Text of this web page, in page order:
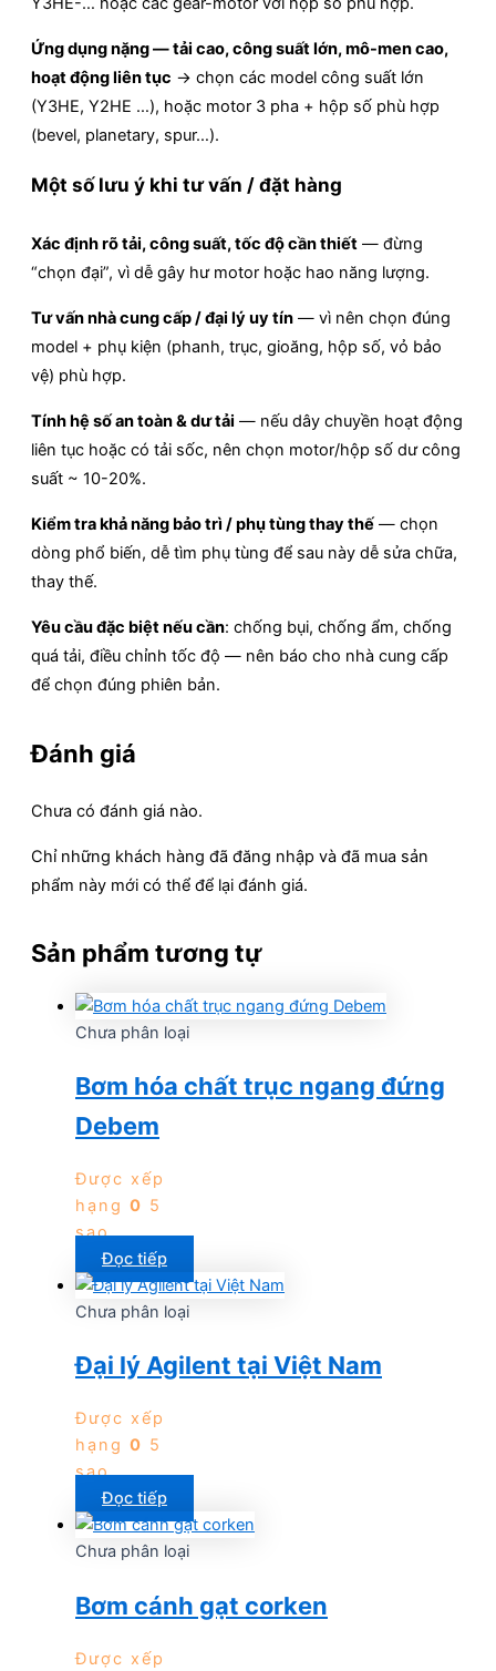
Ứng dụng nặng — tải cao, công suất lớn, mô-men cao,
hoạt động liên tục → chọn các model công suất lớn
(Y3HE, Y2HE …), hoặc motor 3 pha + hộp số phù hợp
(bevel, planetary, spur…).
Một sốlưu ý khi tư vấn / đặt hàng
Xác định rõ tải, công suất, tốc độ cần thiết — đừng
“chọn đại”, vì dễ gây hư motor hoặc hao năng lượng.
Tư vấn nhà cung cấp / đại lý uy tín — vì nên chọn đúng
model + phụ kiện (phanh, trục, gioăng, hộp số, vỏ bảo
vệ) phù hợp.
Tính hệ số an toàn & dư tải — nếu dây chuyền hoạt động
liên tục hoặc có tải sốc, nên chọn motor/hộp số dư công
suất ~ 10-20%.
Kiểm tra khả năng bảo trì / phụ tùng thay thế — chọn
dòng phổ biến, dễ tìm phụ tùng để sau này dễ sửa chữa,
thay thế.
Yêu cầu đặc biệt nếu cần: chống bụi, chống ẩm, chống
quá tải, điều chỉnh tốc độ — nên báo cho nhà cung cấp
để chọn đúng phiên bản.
Đánh giá
Chưa có đánh giá nào.
Chỉ những khách hàng đã đăng nhập và đã mua sản
phẩm này mới có thể để lại đánh giá.
Sản phẩm tương tự
Chưa phân loại
Bơm hóa chất trục ngang đứng
Debem
Được xếp
hạng 0 5
sao
Đọc tiếp
Chưa phân loại
Đại lý Agilent tại Việt Nam
Được xếp
hạng 0 5
sao
Đọc tiếp
Chưa phân loại
Bơm cánh gạt corken
Được xếp